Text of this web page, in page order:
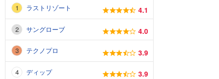
ラストリゾート 4.1
サングローブ 4.0
テクノプロ 3.9
ディップ 3.9